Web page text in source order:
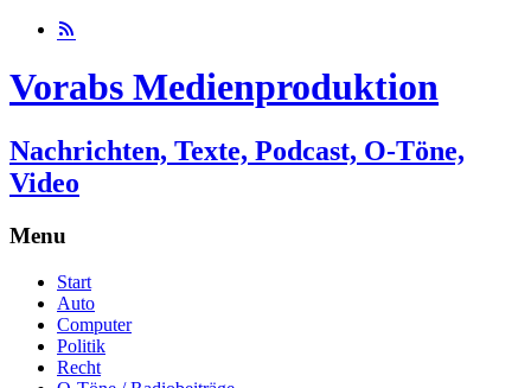
Vorabs Medienproduktion
Nachrichten, Texte, Podcast, O-Töne,
Video
Menu
Skip
content
Start
Auto
Computer
Politik
Recht